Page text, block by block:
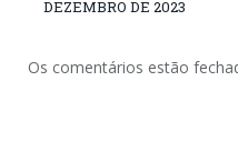
DEZEMBRO DE 2023
Os comentários estão